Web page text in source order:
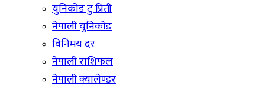
युनिकोड टु प्रिती
नेपाली युनिकोड
विनिमय दर
नेपाली राशिफल
नेपाली क्यालेण्डर